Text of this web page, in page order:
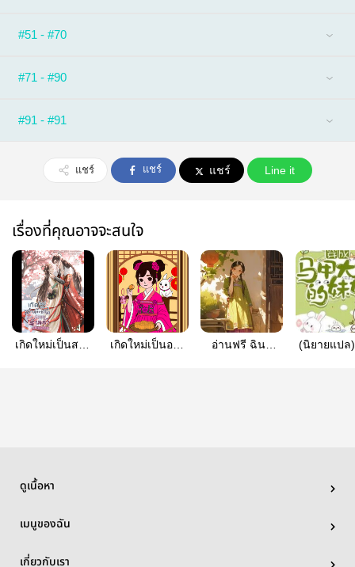
#51 - #70
#71 - #90
#91 - #91
แชร์ แชร์ แชร์ Line it
เรื่องที่คุณอาจจะสนใจ
เกิดใหม่เป็นสาว
เกิดใหม่เป็นองค์
อ่านฟรี ฉินลู่
(นิยายแปล)
ดูเนื้อหา
เมนูของฉัน
เกี่ยวกับเรา